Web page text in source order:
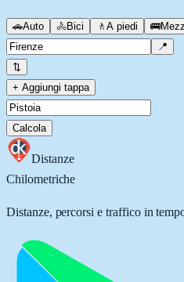
🚗Auto 🚴Bici 🚶 A piedi 🚌
📍
⇅
+ Aggiungi tappa
Calcola
Distanze
Chilometriche
Distanze, percorsi e traffico in